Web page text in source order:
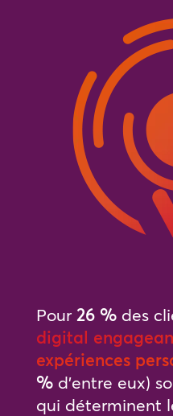
Pour 26 %des
digital
expériences
%d’entre eux)
qui déterminent